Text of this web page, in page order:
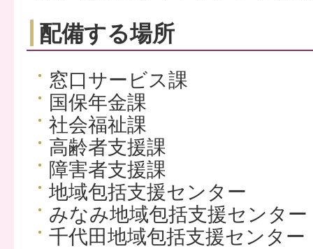
配備する場所
窓口サービス課
国保年金課
社会福祉課
高齢者支援課
障害者支援課
地域包括支援センター
みなみ地域包括支援センター
千代田地域包括支援センター